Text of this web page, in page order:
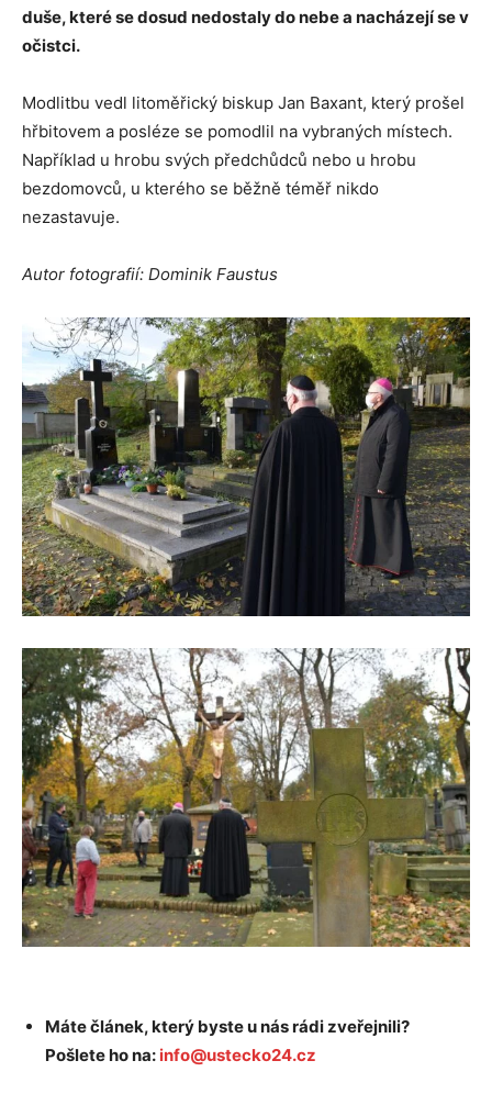
duše, které se dosud nedostaly do nebe a nacházejí se v
očistci.
Modlitbu vedl litoměřický biskup Jan Baxant, který prošel
hřbitovem a posléze se pomodlil na vybraných místech.
Například u hrobu svých předchůdců nebo u hrobu
bezdomovců, u kterého se běžně téměř nikdo
nezastavuje.
Autor fotografií: Dominik Faustus
Máte článek, který byste u nás rádi zveřejnili?
Pošlete ho na: info@ustecko24.cz